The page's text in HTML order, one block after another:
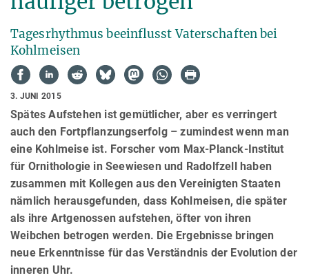
Tagesrhythmus beeinflusst Vaterschaften bei
Kohlmeisen
3. JUNI 2015
Spätes Aufstehen ist gemütlicher, aber es verringert
auch den Fortpflanzungserfolg – zumindest wenn man
eine Kohlmeise ist. Forscher vom Max-Planck-Institut
für Ornithologie in Seewiesen und Radolfzell haben
zusammen mit Kollegen aus den Vereinigten Staaten
nämlich herausgefunden, dass Kohlmeisen, die später
als ihre Artgenossen aufstehen, öfter von ihren
Weibchen betrogen werden. Die Ergebnisse bringen
neue Erkenntnisse für das Verständnis der Evolution der
inneren Uhr.